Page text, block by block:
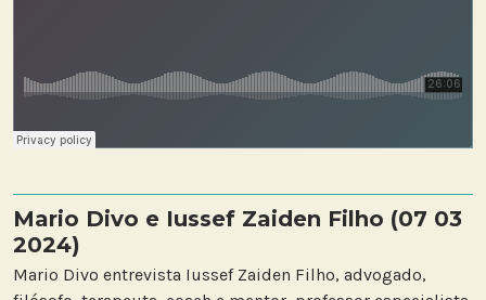
Mario Divo e Iussef Zaiden Filho (07 03
2024)
Mario Divo entrevista Iussef Zaiden Filho, advogado,